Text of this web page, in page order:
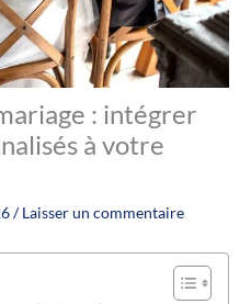
: intégrer
à votre
/Laisser un commentaire